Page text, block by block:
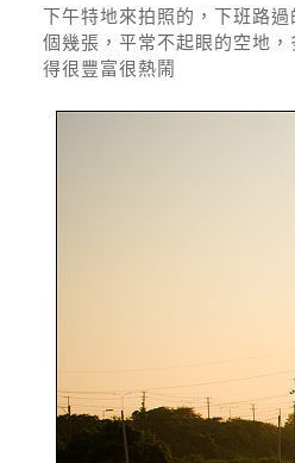
下午特地來拍照的，下班路
個幾張，平常不起眼的空地
得很豐富很熱鬧